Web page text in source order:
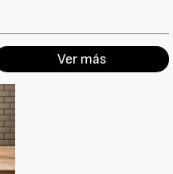
Ver más